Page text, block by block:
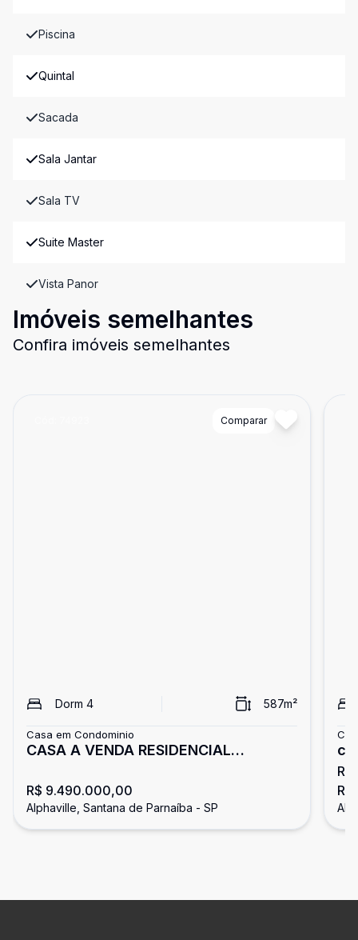
Piscina
Quintal
Sacada
Sala Jantar
Sala TV
Suite Master
Vista Panor
Imóveis semelhantes
Confira imóveis semelhantes
Comparar
Dorm 4 587m²
Casa em Condominio
CASA A VENDA RESIDENCIAL
R$ 9.490.000,00
Alphaville, Santana de Parnaíba - SP